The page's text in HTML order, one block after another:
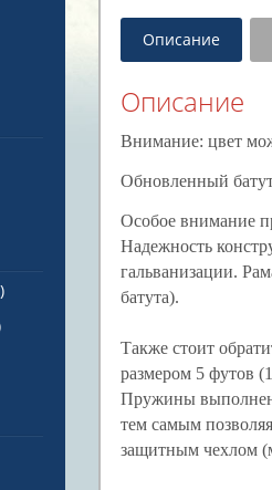
Описание
Описание
Внимание: цвет
Обновленный
Особое внимание
Надежность
гальванизации.
батута).
Также стоит
размером 5 футов
Пружины
тем самым
защитным чехлом